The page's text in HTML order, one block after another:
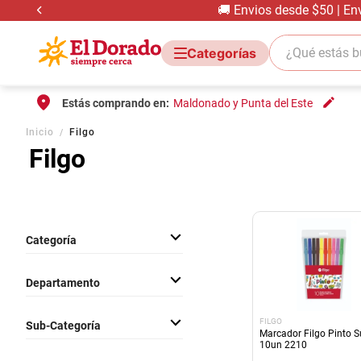
Estamos trabajando
¿Qué estás
Estás comprando en: Maldonado y Punta del Este
Inicio Filgo
Filgo
Departamento
Categoría
Sub-Categoría FILGO
Marcador Filgo Pinto
10un 2210